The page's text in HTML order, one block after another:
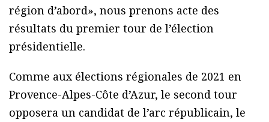
région d’abord», nous prenons acte des
résultats du premier tour de l’élection
présidentielle.
Comme aux élections régionales de 2021 en
Provence-Alpes-Côte d’Azur, le second tour
opposera un candidat de l’arc républicain, le